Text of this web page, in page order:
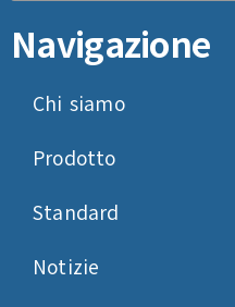
Navigazione
Chi siamo
Prodotto
Standard
Notizie